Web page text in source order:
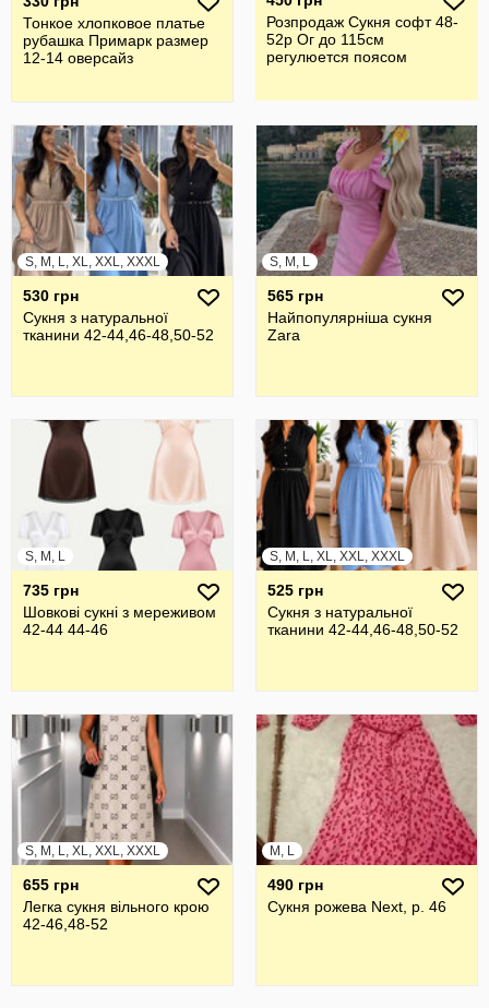
Тонкое хлопковое платье
рубашка Примарк размер
12-14 оверсайз
Розпродаж Сукня софт 48-
52р Ог до 115см
регулюется поясом
S, M, L, XL, XXL, XXXL
530 грн
Сукня з натуральної
тканини 42-44,46-48,50-52
S, M, L
565 грн
Найпопулярніша сукня
Zara
S, M, L
735 грн
Шовкові сукні з мереживом
42-44 44-46
S, M, L, XL, XXL, XXXL
525 грн
Сукня з натуральної
тканини 42-44,46-48,50-52
S, M, L, XL, XXL, XXXL
655 грн
Легка сукня вільного крою
42-46,48-52
M, L
490 грн
Сукня рожева Next, р. 46